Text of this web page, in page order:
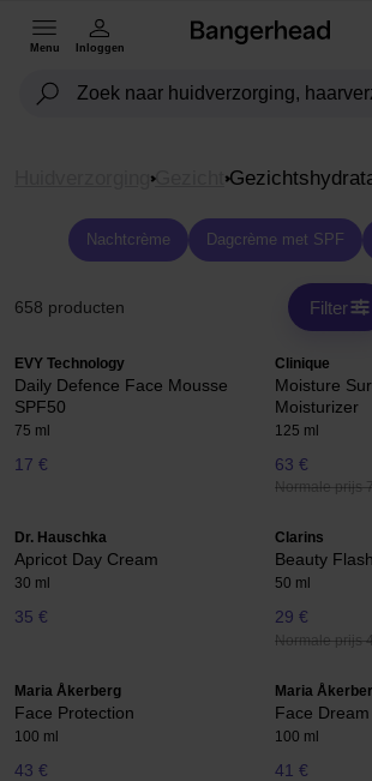
Menu Inloggen
Gezicht
Nachtcrème Dagcrème met SPF
658 producten Filter
EVY Technology
Daily Defence Face Mousse
SPF50
75 ml
17 €
Clinique
Moisture
Moisturizer
125 ml
63 €
Normale prijs
Dr. Hauschka
Apricot Day Cream
30 ml
35 €
Clarins
Beauty
50 ml
29 €
Normale prijs
Maria Åkerberg
Face Protection
100 ml
43 €
Maria
Face Dream
100 ml
41 €